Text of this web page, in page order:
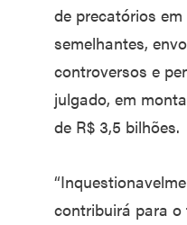
de precatórios
semelhantes,
controversos e
julgado, em
de R$ 3,5 bilhões.
contribuirá para